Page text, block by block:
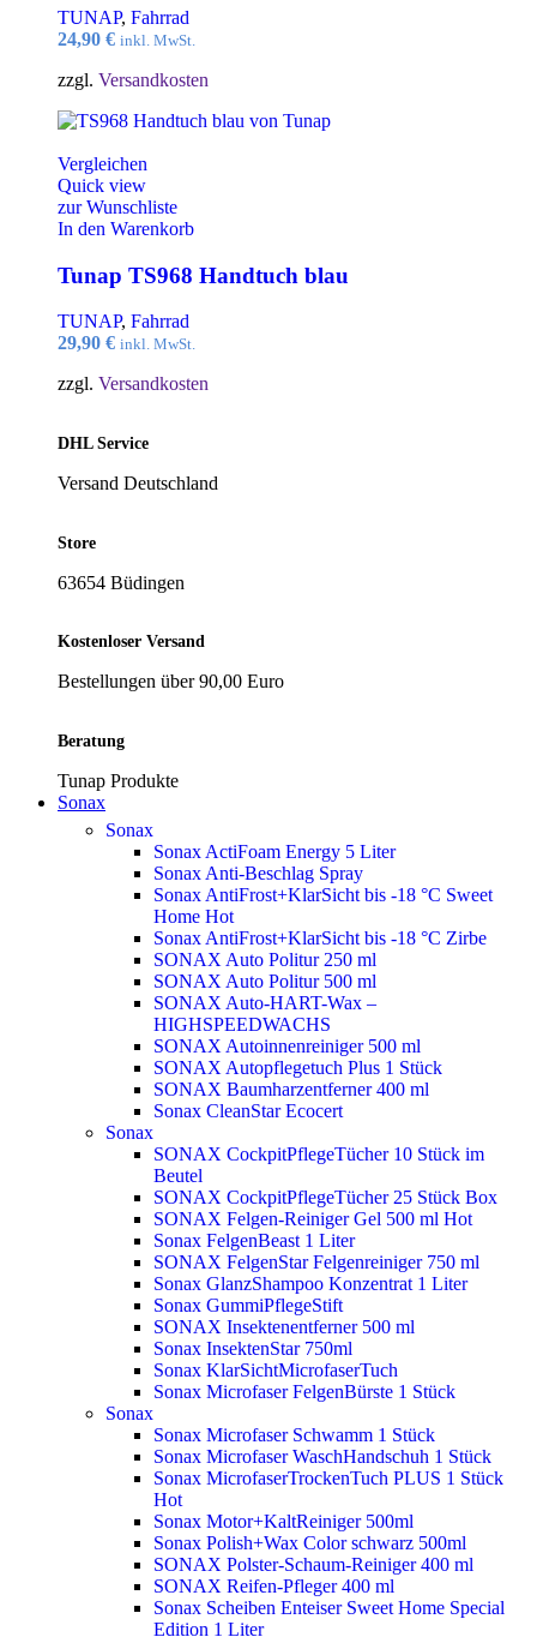
TUNAP, Fahrrad
24,90 € inkl. MwSt.
zzgl. Versandkosten
Vergleichen
Quick view
zur Wunschliste
In den Warenkorb
Tunap TS968 Handtuch blau
TUNAP, Fahrrad
29,90 € inkl. MwSt.
zzgl. Versandkosten
DHL Service
Versand Deutschland
Store
63654 Büdingen
Kostenloser Versand
Bestellungen über 90,00 Euro
Beratung
Tunap Produkte
Sonax
Sonax
Sonax ActiFoam Energy 5 Liter
Sonax Anti-Beschlag Spray
Sonax AntiFrost+KlarSicht bis -18 °C Sweet
Home Hot
Sonax AntiFrost+KlarSicht bis -18 °C Zirbe
SONAX Auto Politur 250 ml
SONAX Auto Politur 500 ml
SONAX Auto-HART-Wax –
HIGHSPEEDWACHS
SONAX Autoinnenreiniger 500 ml
SONAX Autopflegetuch Plus 1 Stück
SONAX Baumharzentferner 400 ml
Sonax CleanStar Ecocert
Sonax
SONAX CockpitPflegeTücher 10 Stück im
Beutel
SONAX CockpitPflegeTücher 25 Stück Box
SONAX Felgen-Reiniger Gel 500 ml Hot
Sonax FelgenBeast 1 Liter
SONAX FelgenStar Felgenreiniger 750 ml
Sonax GlanzShampoo Konzentrat 1 Liter
Sonax GummiPflegeStift
SONAX Insektenentferner 500 ml
Sonax InsektenStar 750ml
Sonax KlarSichtMicrofaserTuch
Sonax Microfaser FelgenBürste 1 Stück
Sonax
Sonax Microfaser Schwamm 1 Stück
Sonax Microfaser WaschHandschuh 1 Stück
Sonax MicrofaserTrockenTuch PLUS 1 Stück
Hot
Sonax Motor+KaltReiniger 500ml
Sonax Polish+Wax Color schwarz 500ml
SONAX Polster-Schaum-Reiniger 400 ml
SONAX Reifen-Pfleger 400 ml
Sonax Scheiben Enteiser Sweet Home Special
Edition 1 Liter